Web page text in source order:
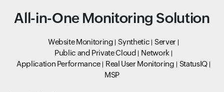
All-in-One Monitoring Solution
Website Monitoring Synthetic
Server
Public and Private Cloud
Network
Application Performance
Real User Monitoring
StatusIQ
MSP